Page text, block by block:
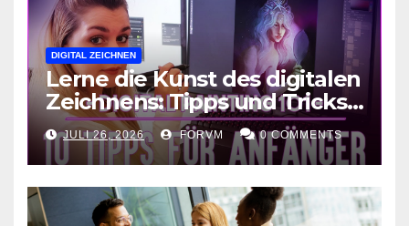
DIGITAL ZEICHNEN
Lerne die Kunst des digitalen
Zeichnens: Tipps und Tricks
für kreative Ausdruckskunst
JULI 26, 2026 FORVM 0 COMMENTS